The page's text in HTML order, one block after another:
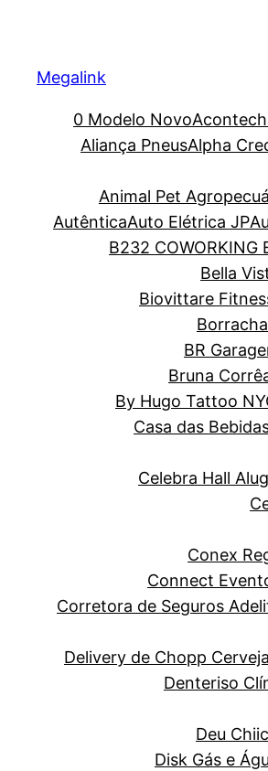
Megalink
0 Modelo Novo
Aliança PneusAlpha
Animal Pet
AutênticaAuto Elétrica JP
B232 COWORKING
Bella
Biovittare
BR
Bruna
By Hugo Tattoo
Casa das
Celebra Hall
Conex
Connect
Corretora de Seguros
Delivery de Chopp
Denteriso
Deu
Disk Gás e